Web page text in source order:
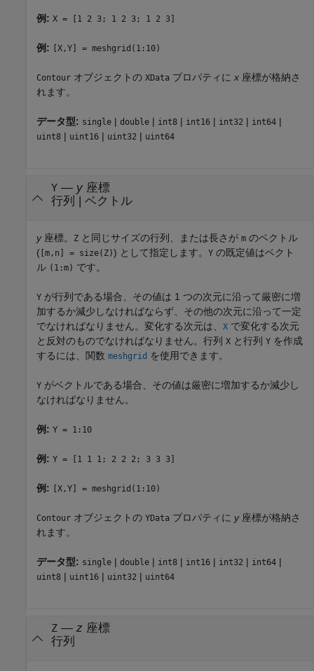
例: X = [1 2 3; 1 2 3; 1 2 3]
例: [X,Y] = meshgrid(1:10)
Contour オブジェクトの XData プロパティに x 座標が格納さ
れます。
データ型: single | double | int8 | int16 | int32 | int64 |
uint8 | uint16 | uint32 | uint64
Y— y座標
行列 | ベクトル
y座標。 Z と同じサイズの行列、または長さが m のベクトル
( [m,n] = size(Z)) として指定します。 Y の既定値はベクト
ル (1:m) です。
Y が行列である場合、その値は 1 つの次元に沿って厳密に増
加するか減少しなければならず、その他の次元に沿って一定
でなければなりません。変化する次元は、 X で変化する次元
と反対のものでなければなりません。行列 X と行列 Y を作成
するには、関数 meshgrid を使用できます。
Y がベクトルである場合、その値は厳密に増加するか減少し
なければなりません。
例: Y = 1:10
例: Y = [1 1 1; 2 2 2; 3 3 3]
例: [X,Y] = meshgrid(1:10)
Contour オブジェクトの YData プロパティに y座標が格納さ
れます。
データ型: single | double | int8 | int16 | int32 | int64 |
uint8 | uint16 | uint32 | uint64
Z— z 座標
行列